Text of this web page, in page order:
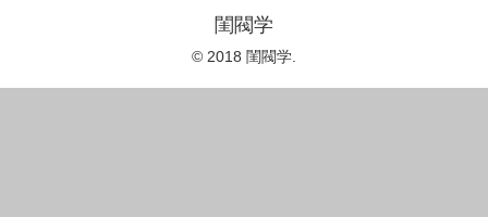
閨閥学
© 2018 閨閥学.